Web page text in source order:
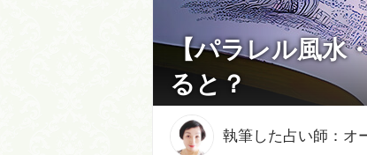
【パラレル風水
ると？
執筆した占い師：オ